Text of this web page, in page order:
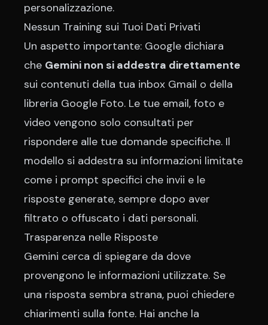
personalizzazione.
Nessun Training sui Tuoi Dati Privati
Un aspetto importante: Google dichiara
che Gemini non si addestra direttamente
sui contenuti della tua inbox Gmail o della
libreria Google Foto. Le tue email, foto e
video vengono solo consultati per
rispondere alle tue domande specifiche. Il
modello si addestra su informazioni limitate
come i prompt specifici che invii e le
risposte generate, sempre dopo aver
filtrato o offuscato i dati personali.
Trasparenza nelle Risposte
Gemini cerca di spiegare da dove
provengono le informazioni utilizzate. Se
una risposta sembra strana, puoi chiedere
chiarimenti sulla fonte. Hai anche la